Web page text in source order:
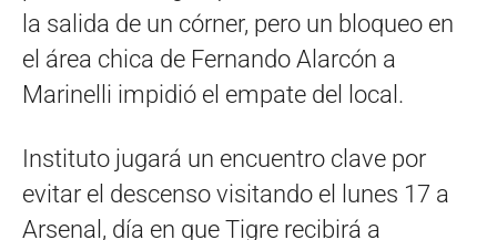
la salida de un córner, pero un bloqueo en
el área chica de Fernando Alarcón a
Marinelli impidió el empate del local.
Instituto jugará un encuentro clave por
evitar el descenso visitando el lunes 17 a
Arsenal, día en que Tigre recibirá a